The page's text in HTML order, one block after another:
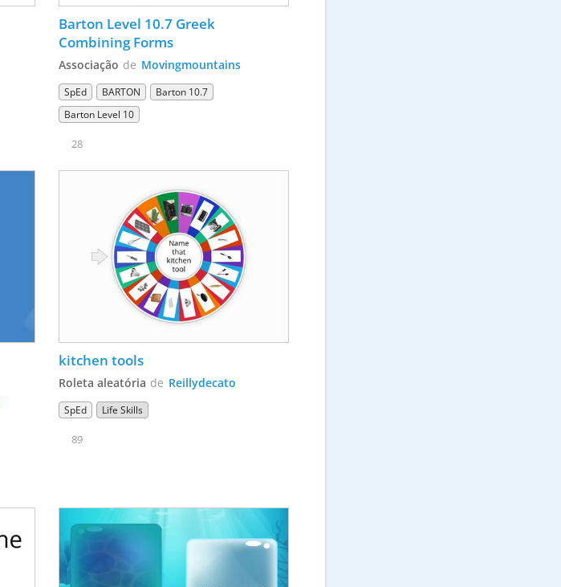
Barton Level 10.7 Greek
Associação de Movingmountains
SpEd BARTON
Barton 10.7
Barton Level 10
28
Roleta aleatória de Reillydecato
SpEd Life Skills
89